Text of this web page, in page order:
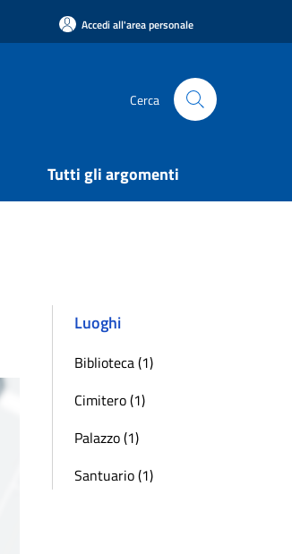
Accedi all'area personale
Cerca
Tutti gli argomenti
Luoghi
Biblioteca (1)
Cimitero (1)
Palazzo (1)
Santuario (1)